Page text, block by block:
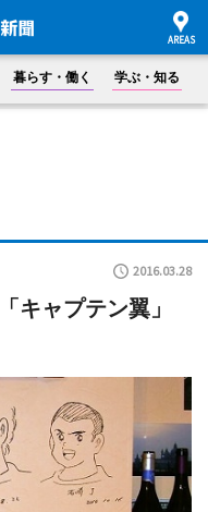
暮らす・働く 学ぶ・知る
2016.03.28
キャプテン翼」